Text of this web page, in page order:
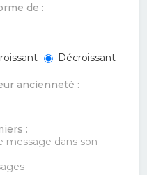
de :
Décroissant
ancienneté :
:
message dans son